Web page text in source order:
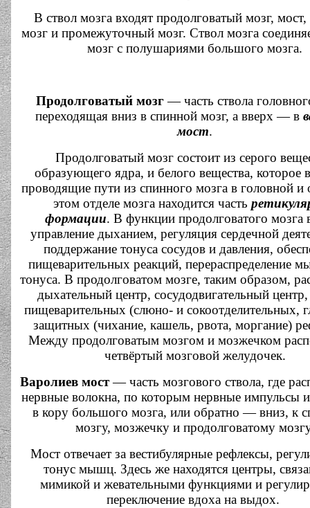
В ствол мозга входят продолговатый мозг,
мозг и промежуточный мозг. Ствол мозга
мозг с полушариями большого мозга.
Продолговатый мозг— часть ствола
переходящая вниз в спинной мозг, а вверх — в
мост.
Продолговатый мозг состоит из серого
образующего ядра, и белого вещества, которое
проводящие пути из спинного мозга в головной и
этом отделе мозга находится часть
формации. В функции продолговатого мозга
управление дыханием, регуляция сердечной
поддержание тонуса сосудов и давления,
пищеварительных реакций, перераспределение
тонуса. В продолговатом мозге, таким образом,
дыхательный центр, сосудодвигательный
пищеварительных (слюно- и сокоотделительных,
защитных (чихание, кашель, рвота, моргание)
Между продолговатым мозгом и мозжечком
четвёртый мозговой желудочек.
Варолиев мост— часть мозгового ствола, где
нервные волокна, по которым нервные импульсы
в кору большого мозга, или обратно — вниз, к
мозгу, мозжечку и продолговатому
Мост отвечает за вестибулярные рефлексы,
тонус мышц. Здесь же находятся центры,
мимикой и жевательными функциями и
переключение вдоха на выдох.